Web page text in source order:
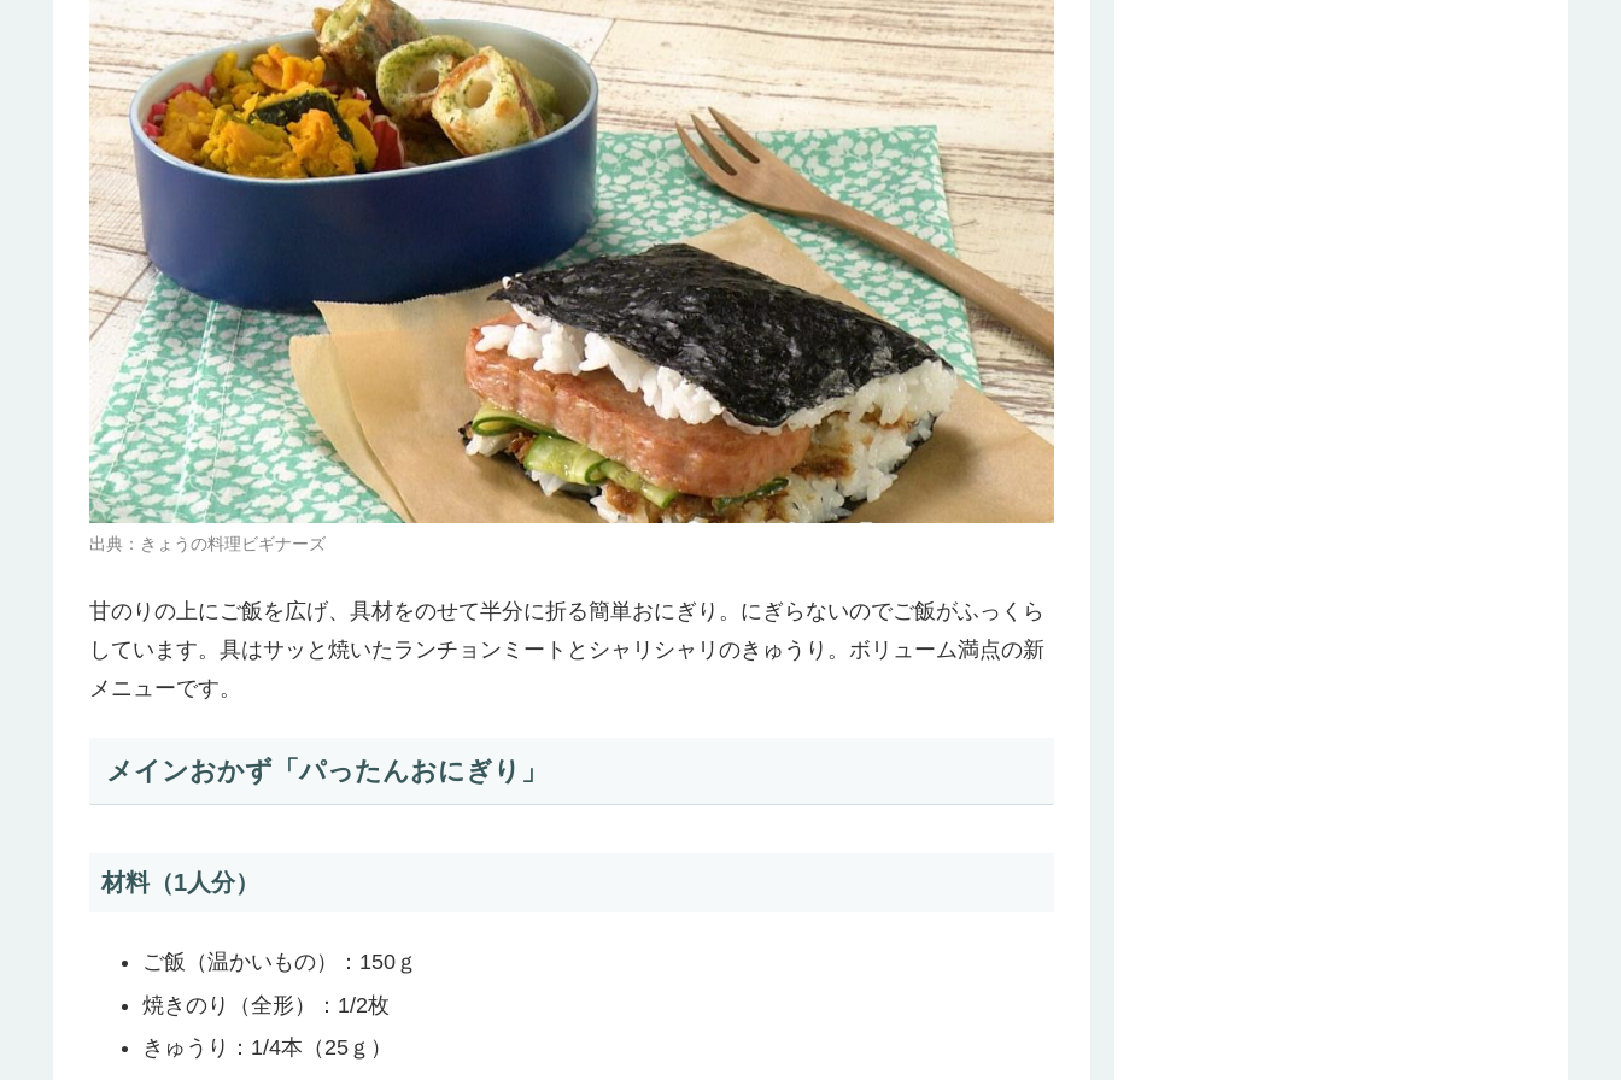
出典：きょうの料理ビギナーズ
甘のりの上にご飯を広げ、具材をのせて半分に折る簡単おにぎり。にぎらないのでご飯がふっくら
しています。具はサッと焼いたランチョンミートとシャリシャリのきゅうり。ボリューム満点の新
メニューです。
メインおかず「パったんおにぎり」
材料（1人分）
ご飯（温かいもの）：150ｇ
焼きのり（全形）：1/2枚
きゅうり：1/4本（25ｇ）